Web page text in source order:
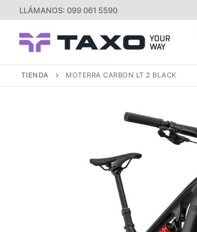
al
contenido
LLÁMANOS: 099 061 5590
TIENDA MOTERRA CARBON LT 2 BLACK